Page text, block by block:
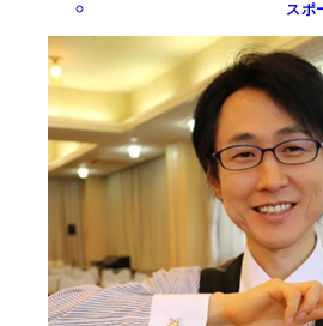
スポ